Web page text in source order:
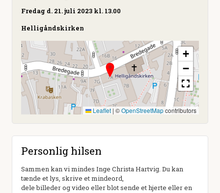
Fredag d. 21. juli 2023 kl. 13.00
Helligåndskirken
+
−
Leaflet | ©OpenStreetMapcontributors
Personlig hilsen
Sammen kan vi mindes Inge Christa Hartvig. Du kan
tænde et lys, skrive et mindeord,
dele billeder og video eller blot sende et hjerte eller en